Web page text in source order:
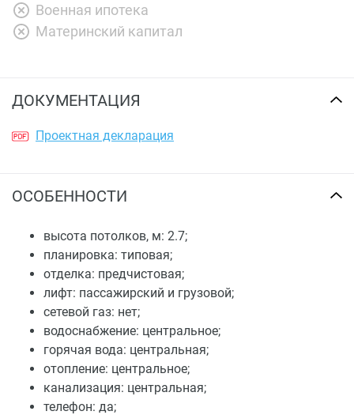
Военная ипотека
Материнский капитал
ДОКУМЕНТАЦИЯ
Проектная декларация
ОСОБЕННОСТИ
высота потолков, м: 2.7;
планировка: типовая;
отделка: предчистовая;
лифт: пассажирский и грузовой;
сетевой газ: нет;
водоснабжение: центральное;
горячая вода: центральная;
отопление: центральное;
канализация: центральная;
телефон: да;